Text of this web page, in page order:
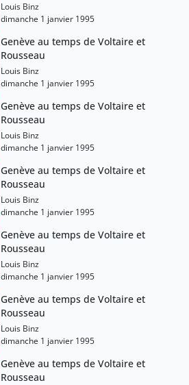
Louis Binz
dimanche 1 janvier 1995
Genève au temps de Voltaire et
Rousseau
Louis Binz
dimanche 1 janvier 1995
Genève au temps de Voltaire et
Rousseau
Louis Binz
dimanche 1 janvier 1995
Genève au temps de Voltaire et
Rousseau
Louis Binz
dimanche 1 janvier 1995
Genève au temps de Voltaire et
Rousseau
Louis Binz
dimanche 1 janvier 1995
Genève au temps de Voltaire et
Rousseau
Louis Binz
dimanche 1 janvier 1995
Genève au temps de Voltaire et
Rousseau